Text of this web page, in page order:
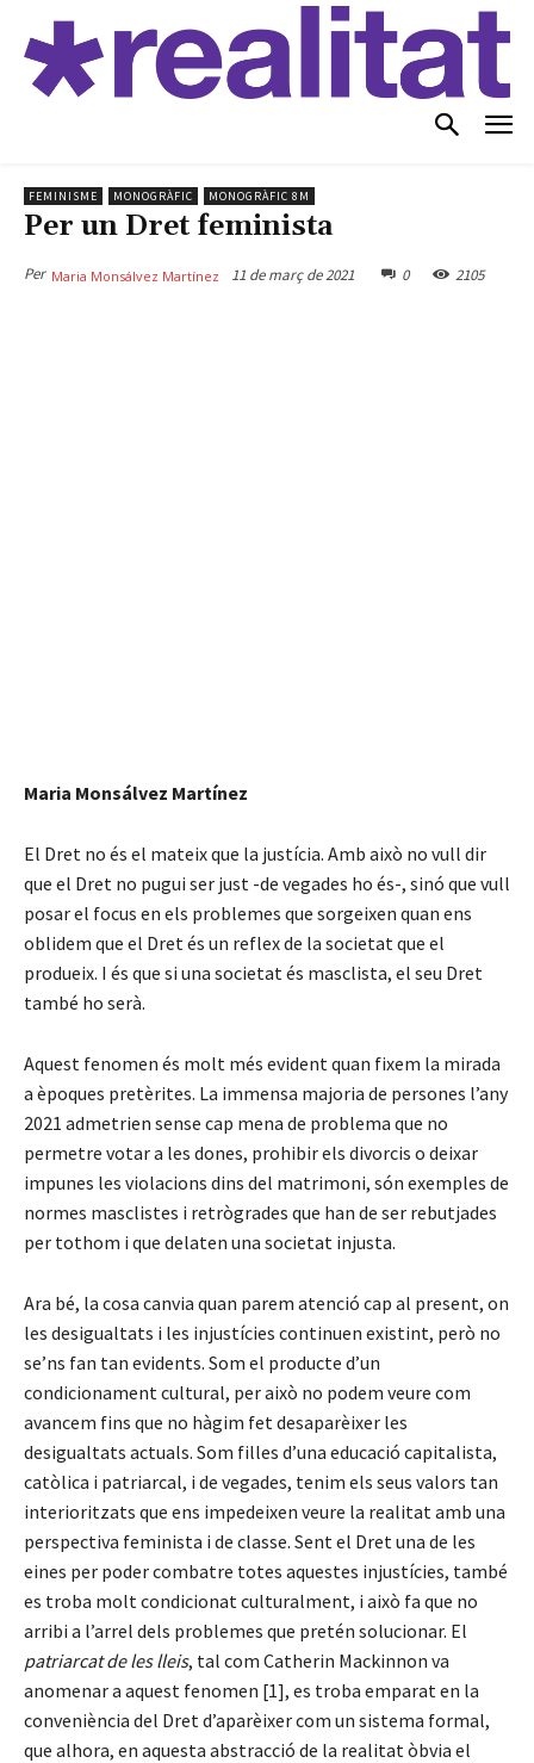
FEMINISME MONOGRÀFIC MONOGRÀFIC 8M
Per un Dret feminista
Per Maria Monsálvez Martínez 11 de març de 2021 0 2105
Maria Monsálvez Martínez
El Dret no és el mateix que la justícia. Amb això no vull dir
que el Dret no pugui ser just -de vegades ho és-, sinó que vull
posar el focus en els problemes que sorgeixen quan ens
oblidem que el Dret és un reflex de la societat que el
produeix. I és que si una societat és masclista, el seu Dret
també ho serà.
Aquest fenomen és molt més evident quan fixem la mirada
a èpoques pretèrites. La immensa majoria de persones l’any
2021 admetrien sense cap mena de problema que no
permetre votar a les dones, prohibir els divorcis o deixar
impunes les violacions dins del matrimoni, són exemples de
normes masclistes i retrògrades que han de ser rebutjades
per tothom i que delaten una societat injusta.
Ara bé, la cosa canvia quan parem atenció cap al present, on
les desigualtats i les injustícies continuen existint, però no
se’ns fan tan evidents. Som el producte d’un
condicionament cultural, per això no podem veure com
avancem fins que no hàgim fet desaparèixer les
desigualtats actuals. Som filles d’una educació capitalista,
catòlica i patriarcal, i de vegades, tenim els seus valors tan
interioritzats que ens impedeixen veure la realitat amb una
perspectiva feminista i de classe. Sent el Dret una de les
eines per poder combatre totes aquestes injustícies, també
es troba molt condicionat culturalment, i això fa que no
arribi a l’arrel dels problemes que pretén solucionar. El
patriarcat de les lleis, tal com Catherin Mackinnon va
anomenar a aquest fenomen [1], es troba emparat en la
conveniència del Dret d’aparèixer com un sistema formal,
que alhora, en aquesta abstracció de la realitat òbvia el